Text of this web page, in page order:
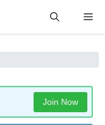
Join Now